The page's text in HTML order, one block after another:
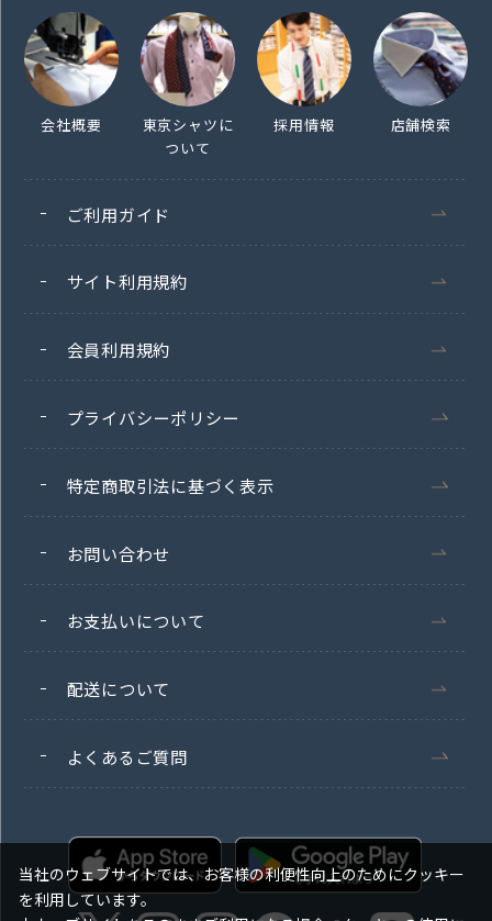
会社概要
東京シャツに
ついて
採用情報 店舗検索
ご利用ガイド
サイト利用規約
会員利用規約
プライバシーポリシー
特定商取引法に基づく表示
お問い合わせ
お支払いについて
配送について
よくあるご質問
当社のウェブサイトでは、お客様の利便性向上のためにクッキー
を利用しています。